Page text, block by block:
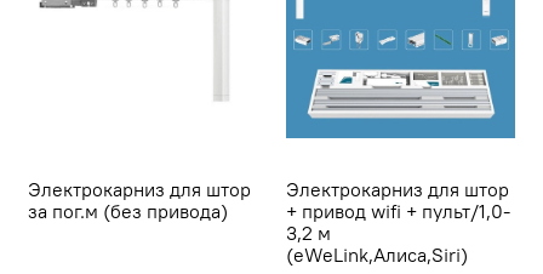
Электрокарниз для штор
за пог.м (без привода)
Электрокарниз для штор
+ привод wifi + пульт/1,0-
3,2 м
(eWeLink,Алиса,Siri)